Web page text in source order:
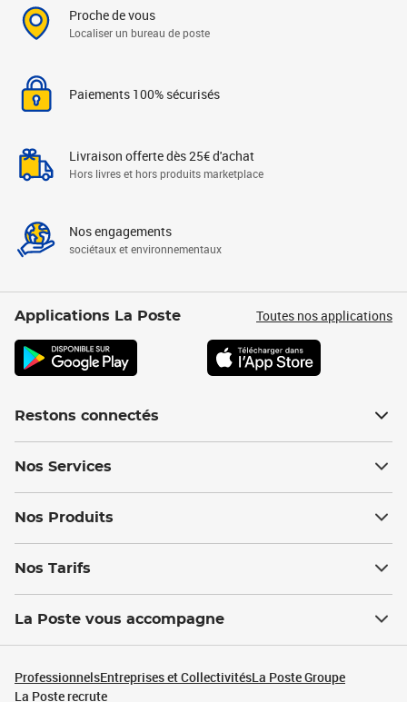
Proche de vous
Localiser un bureau de poste
Paiements 100% sécurisés
Livraison offerte dès 25€ d'achat
Hors livres et hors produits marketplace
Nos engagements
sociétaux et environnementaux
Applications La Poste Toutes nos applications
Restons connectés
Nos Services
Nos Produits
Nos Tarifs
La Poste vous accompagne
ProfessionnelsEntreprises et CollectivitésLa Poste Groupe
La Poste recrute